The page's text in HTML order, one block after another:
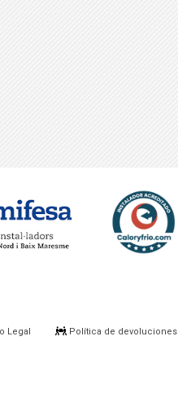
Legal Política de devoluciones